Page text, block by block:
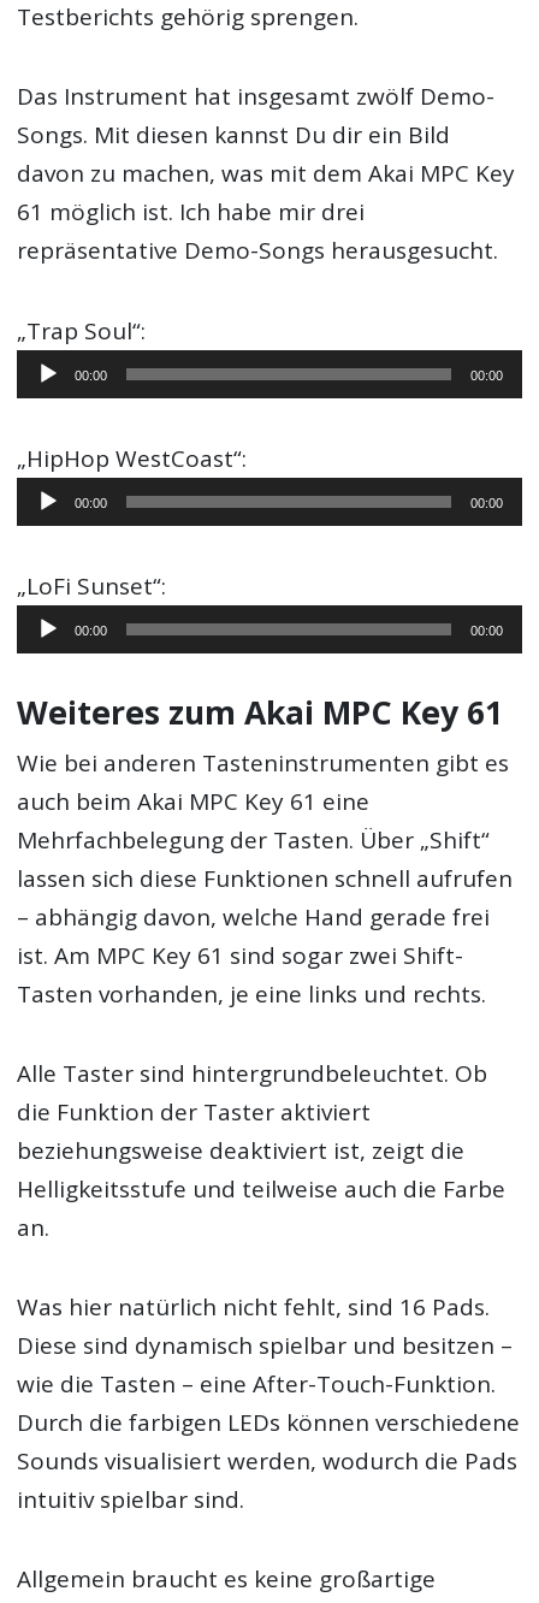
Testberichts gehörig sprengen.
Das Instrument hat insgesamt zwölf Demo-
Songs. Mit diesen kannst Du dir ein Bild
davon zu machen, was mit dem Akai MPC Key
61 möglich ist. Ich habe mir drei
repräsentative Demo-Songs herausgesucht.
„Trap Soul“:
Audio-
Player
00:00 00:00
„HipHop WestCoast“:
Audio-
Player
00:00 00:00
„LoFi Sunset“:
Audio-
Player
00:00 00:00
Weiteres zum Akai MPC Key 61
Wie bei anderen Tasteninstrumenten gibt es
auch beim Akai MPC Key 61 eine
Mehrfachbelegung der Tasten. Über „Shift“
lassen sich diese Funktionen schnell aufrufen
– abhängig davon, welche Hand gerade frei
ist. Am MPC Key 61 sind sogar zwei Shift-
Tasten vorhanden, je eine links und rechts.
Alle Taster sind hintergrundbeleuchtet. Ob
die Funktion der Taster aktiviert
beziehungsweise deaktiviert ist, zeigt die
Helligkeitsstufe und teilweise auch die Farbe
an.
Was hier natürlich nicht fehlt, sind 16 Pads.
Diese sind dynamisch spielbar und besitzen –
wie die Tasten – eine After-Touch-Funktion.
Durch die farbigen LEDs können verschiedene
Sounds visualisiert werden, wodurch die Pads
intuitiv spielbar sind.
Allgemein braucht es keine großartige